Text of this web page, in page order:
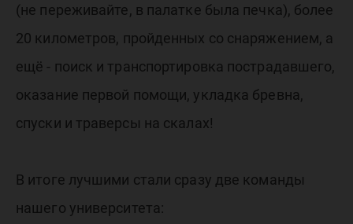
(не переживайте, в палатке была печка), более
20 километров, пройденных со снаряжением, а
ещё - поиск и транспортировка пострадавшего,
оказание первой помощи, укладка бревна,
спуски и траверсы на скалах!
В итоге лучшими стали сразу две команды
нашего университета: